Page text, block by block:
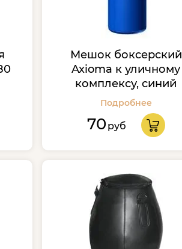
Мешок боксерский
Axioma к уличному
комплексу, синий
Подробнее
70 руб